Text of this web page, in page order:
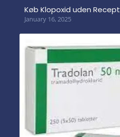
Køb Klopoxid uden Recept
January 16, 2025